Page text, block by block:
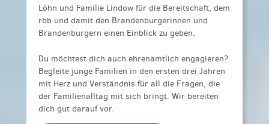
Löhn und Familie Lindow für die Bereitschaft, dem
rbb und damit den Brandenburgerinnen und
Brandenburgern einen Einblick zu geben.
Du möchtest dich auch ehrenamtlich engagieren?
Begleite junge Familien in den ersten drei Jahren
mit Herz und Verständnis für all die Fragen, die
der Familienalltag mit sich bringt. Wir bereiten
dich gut darauf vor.